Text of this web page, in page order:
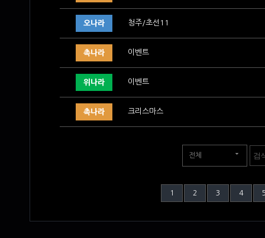
오나라 청주/초선11
촉나라 이벤트
위나라 이벤트
촉나라 크리스마스
전체
1 2 3 4